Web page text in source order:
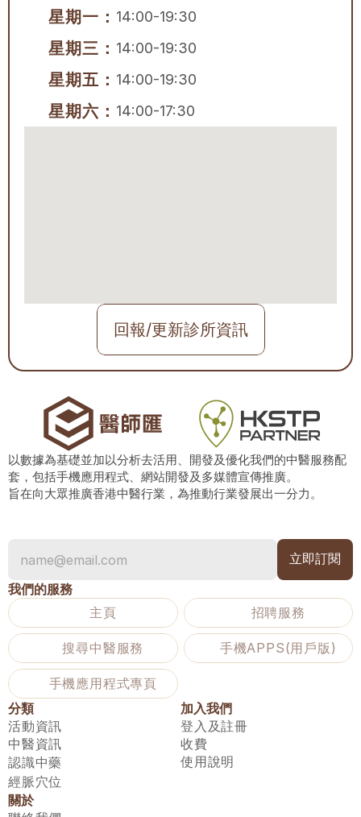
星期一： 14:00-19:30
星期三： 14:00-19:30
星期五： 14:00-19:30
星期六： 14:00-17:30
回報/更新診所資訊
以數據為基礎並加以分析去活用、開發及優化我們的中醫服務配
套，包括手機應用程式、網站開發及多媒體宣傳推廣。
旨在向大眾推廣香港中醫行業，為推動行業發展出一分力。
我們的服務
主頁
招聘服務
搜尋中醫服務 手機APPS(用戶版)
手機應用程式專頁
分類
活動資訊
中醫資訊
認識中藥
經脈穴位
加入我們
登入及註冊
收費
使用說明
關於